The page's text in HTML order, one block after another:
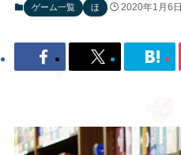
ゲーム一覧 ほ 2020年1月6日